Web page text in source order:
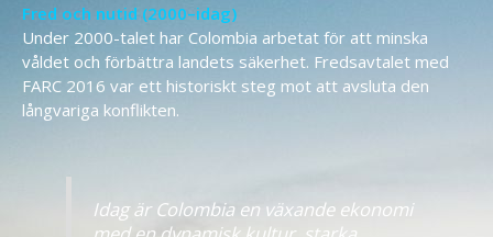
Fred och nutid (2000–idag)
Under 2000-talet har Colombia arbetat för att minska
våldet och förbättra landets säkerhet. Fredsavtalet med
FARC 2016 var ett historiskt steg mot att avsluta den
långvariga konflikten.
Idag är Colombia en växande ekonomi